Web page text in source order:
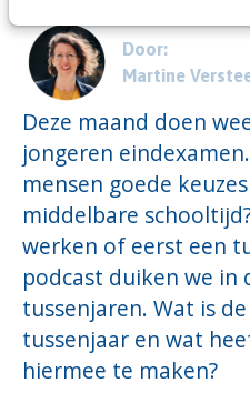
Door:
Martine
Deze maand doen
jongeren
mensen goede
middelbare
werken of eerst een
podcast duiken we in
tussenjaren. Wat is
tussenjaar en wat
hiermee te maken?